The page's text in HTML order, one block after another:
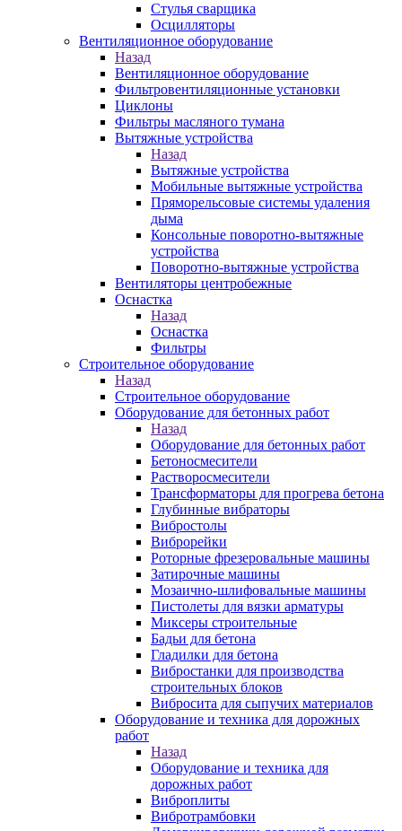
Стулья сварщика
Осцилляторы
Вентиляционное оборудование
Назад
Вентиляционное оборудование
Фильтровентиляционные установки
Циклоны
Фильтры масляного тумана
Вытяжные устройства
Назад
Вытяжные устройства
Мобильные вытяжные устройства
Пряморельсовые системы удаления
дыма
Консольные поворотно-вытяжные
устройства
Поворотно-вытяжные устройства
Вентиляторы центробежные
Оснастка
Назад
Оснастка
Фильтры
Строительное оборудование
Назад
Строительное оборудование
Оборудование для бетонных работ
Назад
Оборудование для бетонных работ
Бетоносмесители
Растворосмесители
Трансформаторы для прогрева бетона
Глубинные вибраторы
Вибростолы
Виброрейки
Роторные фрезеровальные машины
Затирочные машины
Мозаично-шлифовальные машины
Пистолеты для вязки арматуры
Миксеры строительные
Бадьи для бетона
Гладилки для бетона
Вибростанки для производства
строительных блоков
Вибросита для сыпучих материалов
Оборудование и техника для дорожных
работ
Назад
Оборудование и техника для
дорожных работ
Виброплиты
Вибротрамбовки